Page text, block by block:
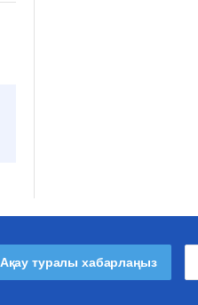
Ақау туралы хабарлаңыз